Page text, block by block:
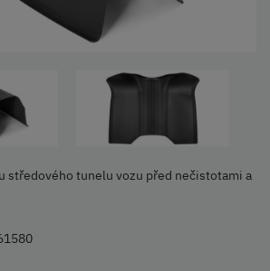
středového tunelu vozu před nečistotami a